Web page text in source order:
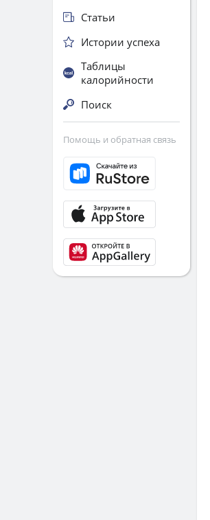
Статьи
Истории успеха
Таблицы
калорийности
Поиск
Помощь и обратная связь